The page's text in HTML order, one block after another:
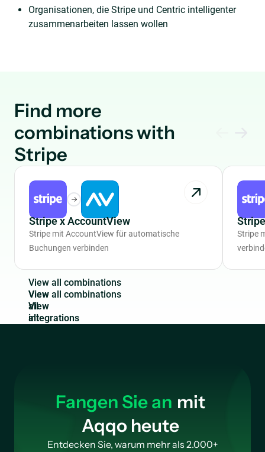
Organisationen, die Stripe und Centric intelligenter
zusammenarbeiten lassen wollen
Find more
combinations with
Stripe
Stripe x AccountView
Stripe mit AccountView für automatische
Buchungen verbinden
Stripe
View a combinations
View
all
integrations
Fangen Sie an mit
Aqqo heute
Entdecken Sie, warum mehr als 2.000+